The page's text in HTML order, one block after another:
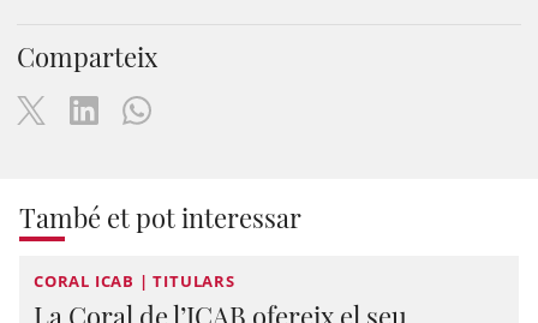
Comparteix
També et pot interessar
CORAL ICAB | TITULARS
La Coral de l’ICAB ofereix el seu